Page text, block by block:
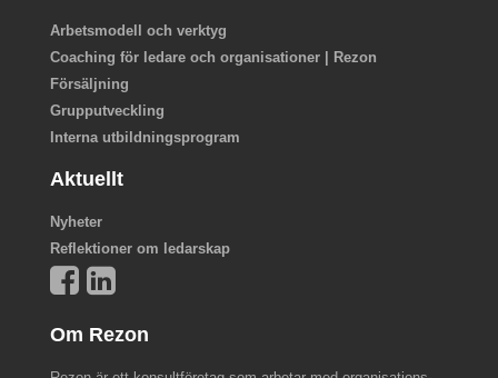
Arbetsmodell och verktyg
Coaching för ledare och organisationer | Rezon
Försäljning
Grupputveckling
Interna utbildningsprogram
Aktuellt
Nyheter
Reflektioner om ledarskap
Om Rezon